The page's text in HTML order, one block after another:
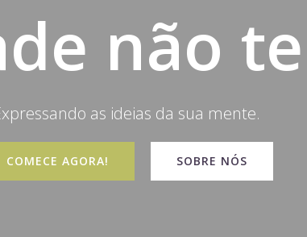
não
as ideias da sua mente.
COMECE AGORA! SOBRE NÓS